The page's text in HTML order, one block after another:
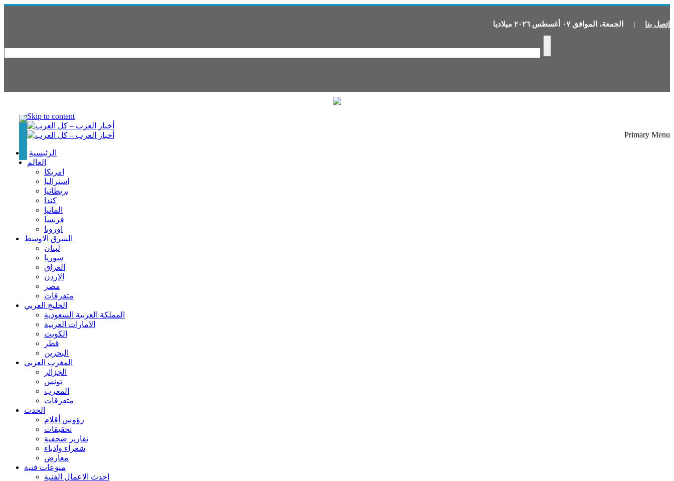
إتصل بنا | الجمعة، الموافق ٠٧ أغسطس ٢٠٢٦ ميلاديا
Skip to content
Primary Menu
الرئيسية
العالم
امريكا
استراليا
بريطانيا
كندا
المانيا
فرنسا
اوروبا
الشرق الاوسط
لبنان
سوريا
العراق
الاردن
مصر
متفرقات
الخليج العربي
المملكة العربية السعودية
الامارات العربية
الكويت
قطر
البحرين
المغرب العربي
الجزائر
تونس
المغرب
متفرقات
الحدث
رؤوس أقلام
تحقيقات
تقارير صحفية
شعراء وادباء
معارض
منوعات فنية
احدث الاعمال الفنية